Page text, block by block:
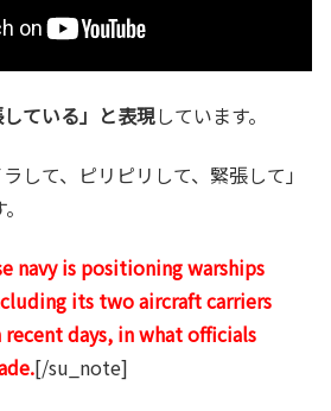
ている」と表現しています。
して、ピリピリして、緊張して」
navy is positioning warships
its two aircraft carriers
days, in what officials
[/su_note]